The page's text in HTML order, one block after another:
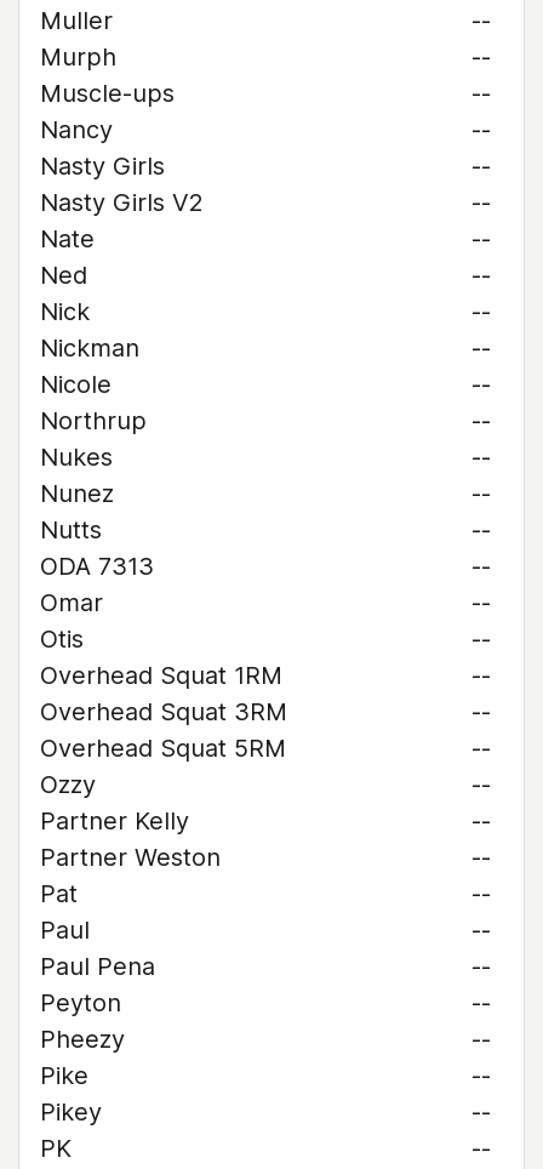
Muller
--
Murph
--
Muscle-ups
--
Nancy
--
Nasty Girls
--
Nasty Girls V2
--
Nate
--
Ned
--
Nick
--
Nickman
--
Nicole
--
Northrup
--
Nukes
--
Nunez
--
Nutts
--
ODA 7313
--
Omar
--
Otis
--
Overhead Squat 1RM
--
Overhead Squat 3RM
--
Overhead Squat 5RM
--
Ozzy
--
Partner Kelly
--
Partner Weston
--
Pat
--
Paul
--
Paul Pena
--
Peyton
--
Pheezy
--
Pike
--
Pikey
--
PK
--